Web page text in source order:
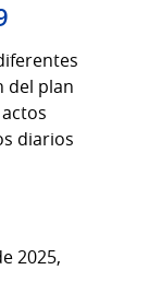
del plan
diarios
2025,